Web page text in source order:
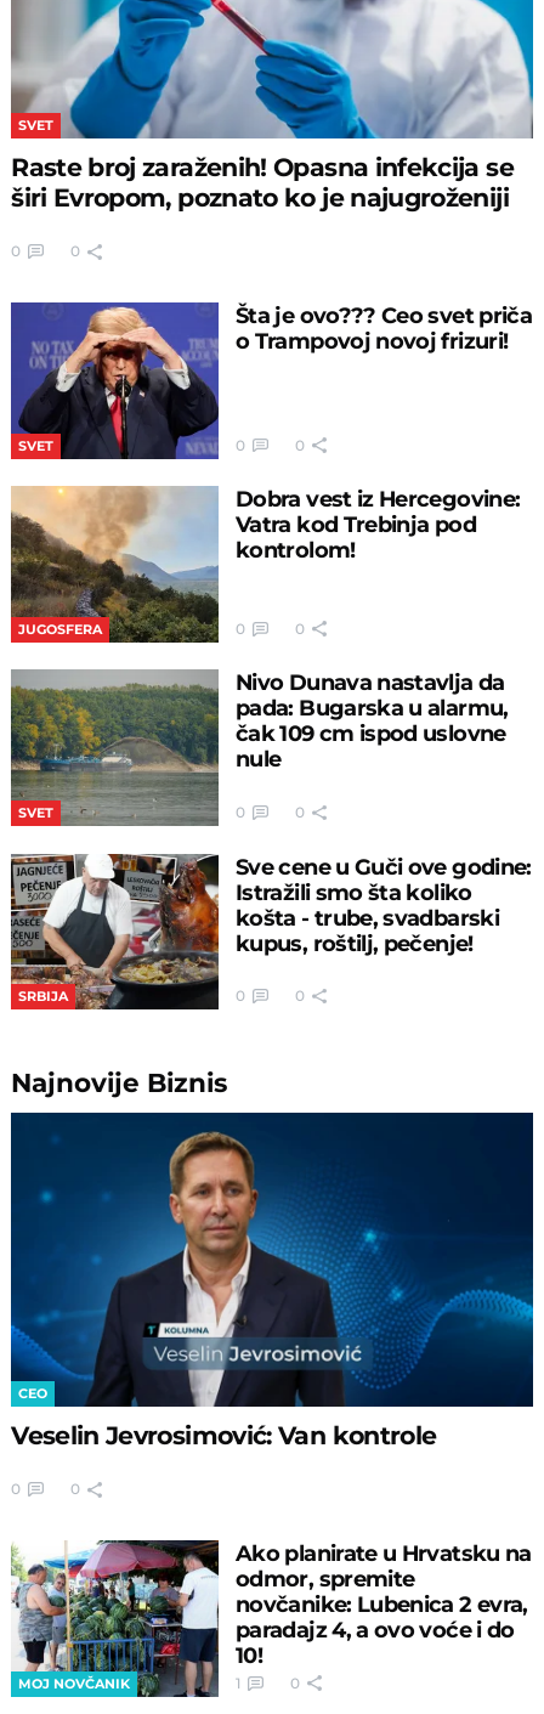
SVET
Raste broj zaraženih! Opasna infekcija se
širi Evropom, poznato ko je najugroženiji
0 0
SVET
Šta je ovo??? Ceo svet priča
o Trampovoj novoj frizuri!
0 0
JUGOSFERA
Dobra vest iz Hercegovine:
Vatra kod Trebinja pod
kontrolom!
0 0
SVET
Nivo Dunava nastavlja da
pada: Bugarska u alarmu,
čak 109 cm ispod uslovne
nule
0 0
SRBIJA
Sve cene u Guči ove godine:
Istražili smo šta koliko
košta - trube, svadbarski
kupus, roštilj, pečenje!
0 0
Najnovije Biznis
CEO
Veselin Jevrosimović: Van kontrole
0 0
MOJ NOVČANIK
Ako planirate u Hrvatsku na
odmor, spremite
novčanike: Lubenica 2 evra,
paradajz 4, a ovo voće i do
10!
1 0